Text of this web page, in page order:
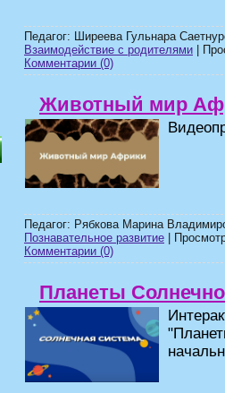
Педагог: Ширеева Гульнара
Взаимодействие с родителями |
Комментарии (0)
Животный мир
Педагог: Рябкова Марина
Познавательное развитие |
Комментарии (0)
Планеты